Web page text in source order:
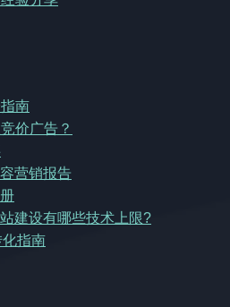
南
价广告？
营销报告
建设有哪些技术上限?
指南